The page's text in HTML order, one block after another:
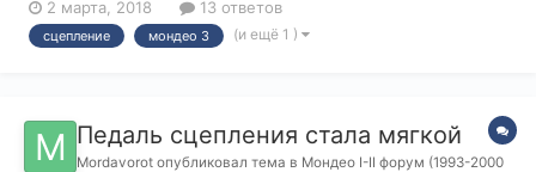
как долго ходит и чем лучше оригинала 1478806?! Заранее
всем спасибо.
2 марта, 2018 13 ответов
сцепление мондео 3 (и ещё 1 )
Педаль сцепления стала мягкой
Mordavorot опубликовал тема в Мондео I-II форум (1993-2000